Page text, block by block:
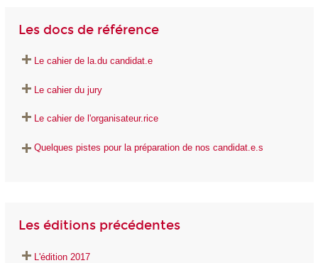
Les docs de référence
Le cahier de la.du candidat.e
Le cahier du jury
Le cahier de l'organisateur.rice
Quelques pistes pour la préparation de nos candidat.e.s
Les éditions précédentes
L'édition 2017